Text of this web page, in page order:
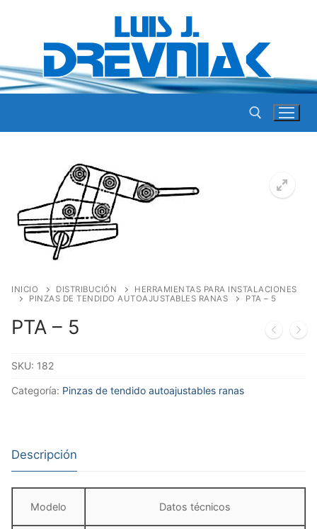
contenido
INICIO DISTRIBUCIÓN
HERRAMIENTAS PARA INSTALACIONES
PINZAS DE TENDIDO AUTOAJUSTABLES RANAS
PTA – 5
PTA – 5
SKU: 182
Categoría: Pinzas de tendido autoajustables ranas
Descripción
Modelo Datos técnicos